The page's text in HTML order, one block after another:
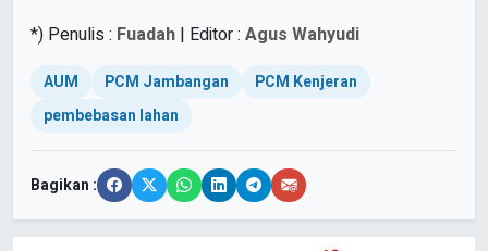
*) Penulis : Fuadah | Editor : Agus Wahyudi
AUM PCM Jambangan
PCM Kenjeran
pembebasan lahan
Bagikan :